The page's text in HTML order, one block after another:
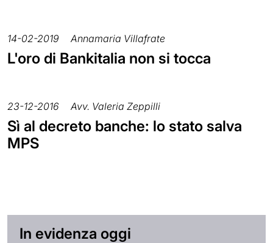
14-02-2019 Annamaria Villafrate
L'oro di Bankitalia non si tocca
23-12-2016 Avv. Valeria Zeppilli
Sì al decreto banche: lo stato salva
MPS
In evidenza oggi